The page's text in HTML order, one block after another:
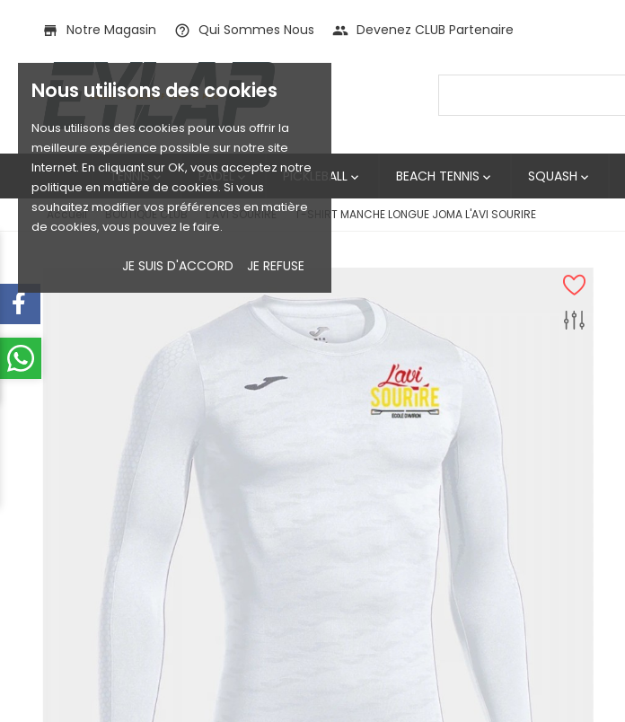
Nous utilisons des cookies
Nous utilisons des cookies pour vous offrir la
meilleure expérience possible sur notre site
Internet. En cliquant sur OK, vous acceptez notre
politique en matière de cookies. Si vous
souhaitez modifier vos préférences en matière
de cookies, vous pouvez le faire.
JE SUIS D'ACCORD JE REFUSE
store Notre Magasin help_outline Qui Sommes Nous people Devenez CLUB Partenaire
TENNIS PADEL PICKLEBALL  BEACH TENNIS  SQUASH 
Accueil BOUTIQUE CLUB L'AVI SOURIRE T-SHIRT MANCHE LONGUE JOMA L'AVI SOURIRE